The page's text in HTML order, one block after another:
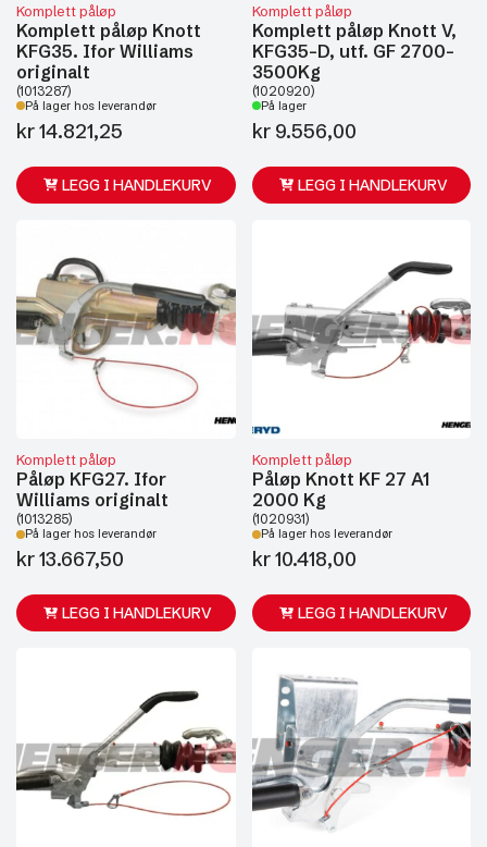
Komplett påløp
Komplett påløp Knott
KFG35. Ifor Williams
originalt
(1013287)
På lager hos leverandør
kr14.821,25
LEGG I HANDLEKURV
Komplett påløp
Komplett påløp Knott V,
KFG35-D, utf. GF 2700-
3500Kg
(1020920)
På lager
kr9.556,00
LEGG I HANDLEKURV
Komplett påløp
Påløp KFG27. Ifor
Williams originalt
(1013285)
På lager hos leverandør
kr13.667,50
LEGG I HANDLEKURV
Komplett påløp
Påløp Knott KF 27 A1
2000 Kg
(1020931)
På lager hos leverandør
kr10.418,00
LEGG I HANDLEKURV